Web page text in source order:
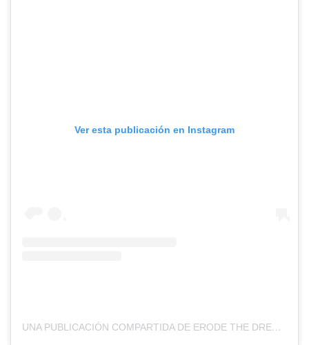
Ver esta publicación en Instagram
UNA PUBLICACIÓN COMPARTIDA DE ERODE THE DREAM (@ERODETHEDREAM)